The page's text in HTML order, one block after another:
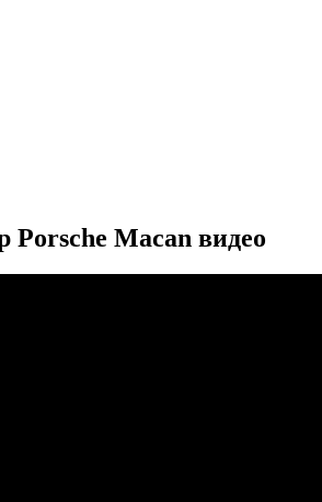
Porsche Macan видео